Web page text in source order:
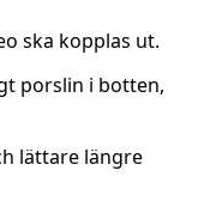
ska kopplas ut.
porslin i botten,
lättare längre